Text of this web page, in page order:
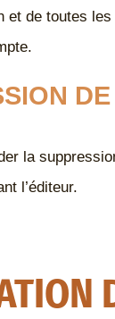
et de toutes
la
l’éditeur.